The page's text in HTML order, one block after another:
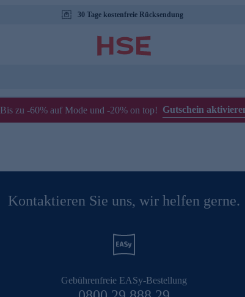
30 Tage kostenfreie Rücksendung
Bis zu -60% auf Mode und -20% on top! Gutschein
Kontaktieren Sie uns, wir helfen gerne.
Gebührenfreie EASy-Bestellung